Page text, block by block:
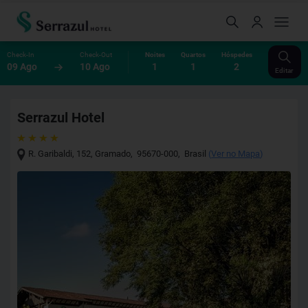
Check-In
09 Ago
Check-Out
10 Ago
Noites
1
Quartos
1
Hóspedes
2 Editar
Serrazul Hotel
R. Garibaldi, 152, Gramado, 95670-000, Brasil (Ver no Mapa)